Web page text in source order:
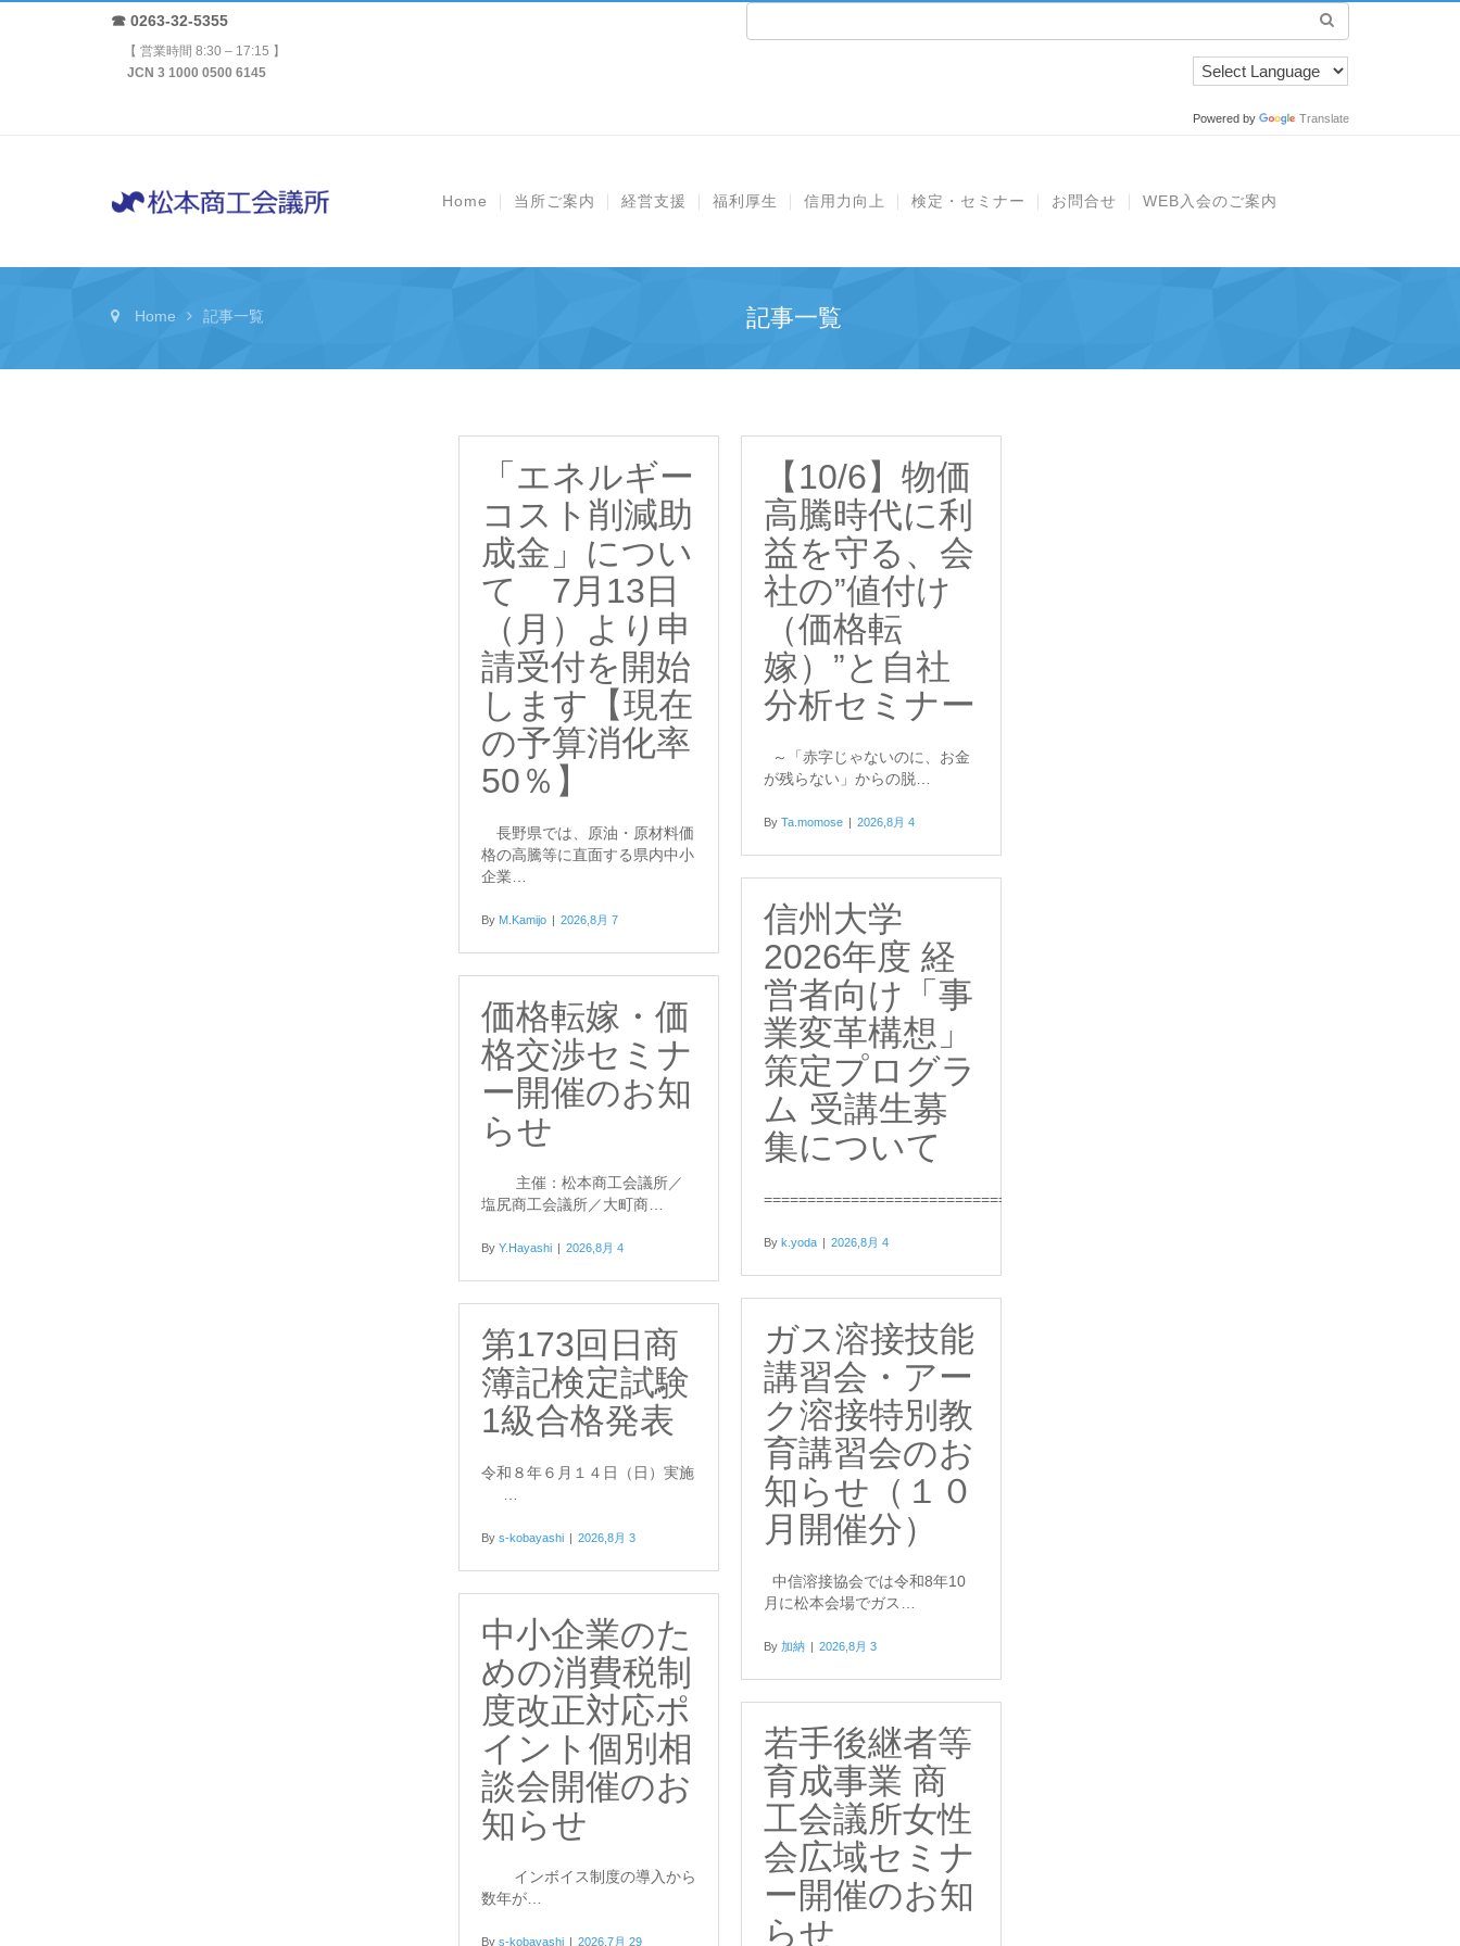
☎ 0263-32-5355
【 営業時間 8:30 – 17:15 】
JCN 3 1000 0500 6145
Powered by Translate
Home 当所ご案内 経営支援 福利厚生 信用力向上 検定・セミナー お問合せ WEB入会のご案内
Home 記事一覧 記事一覧
「エネルギー
コスト削減助
成金」につい
て 7月13日
（月）より申
請受付を開始
します【現在
の予算消化率
50％】
長野県では、原油・原材料価
格の高騰等に直面する県内中小
企業…
By M.Kamijo | 2026,8月 7
【10/6】物価
高騰時代に利
益を守る、会
社の”値付け
（価格転
嫁）”と自社
分析セミナー
～「赤字じゃないのに、お金
が残らない」からの脱…
By Ta.momose | 2026,8月 4
信州大学
2026年度 経
営者向け「事
業変革構想」
策定プログラ
ム 受講生募
集について
==============================…
By k.yoda | 2026,8月 4
価格転嫁・価
格交渉セミナ
ー開催のお知
らせ
主催：松本商工会議所／
塩尻商工会議所／大町商…
By Y.Hayashi | 2026,8月 4
ガス溶接技能
講習会・アー
ク溶接特別教
育講習会のお
知らせ（１０
月開催分）
中信溶接協会では令和8年10
月に松本会場でガス…
By 加納 | 2026,8月 3
第173回日商
簿記検定試験
1級合格発表
令和８年６月１４日（日）実施
By s-kobayashi | 2026,8月 3
中小企業のた
めの消費税制
度改正対応ポ
イント個別相
談会開催のお
知らせ
インボイス制度の導入から
数年が…
By s-kobayashi | 2026,7月 29
若手後継者等
育成事業 商
工会議所女性
会広域セミナ
ー開催のお知
らせ